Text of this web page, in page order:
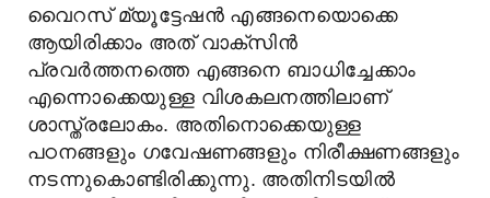
വൈറസ് മ്യൂട്ടേഷൻ എങ്ങനെയൊക്കെ
ആയിരിക്കാം അത് വാക്സിൻ
പ്രവർത്തനത്തെ എങ്ങനെ ബാധിച്ചേക്കാം
എന്നൊക്കെയുള്ള വിശകലനത്തിലാണ്
ശാസ്ത്രലോകം. അതിനൊക്കെയുള്ള
പഠനങ്ങളും ഗവേഷണങ്ങളും നിരീക്ഷണങ്ങളും
നടന്നുകൊണ്ടിരിക്കുന്നു. അതിനിടയിൽ